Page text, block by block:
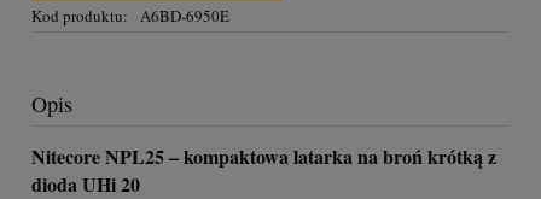
Kod produktu: A6BD-6950E
Opis
Nitecore NPL25 – kompaktowa latarka na broń krótką z
dioda UHi 20